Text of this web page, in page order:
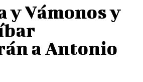
y Vámonos y
a Antonio